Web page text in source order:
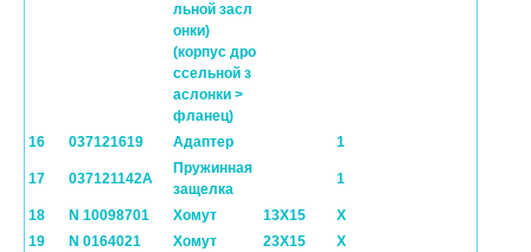
льной засл
онки)
(корпус дро
ссельной з
аслонки >
фланец)
16 037121619 Адаптер 1
17 037121142A
Пружинная
защелка
1
18 N 10098701 Хомут 13X15
X
19
N 0164021 Хомут 23X15
X